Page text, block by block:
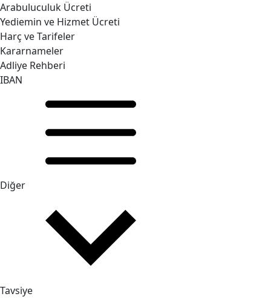
Arabuluculuk Ücreti
Yediemin ve Hizmet Ücreti
Harç ve Tarifeler
Kararnameler
Adliye Rehberi
IBAN
Diğer
Tavsiye